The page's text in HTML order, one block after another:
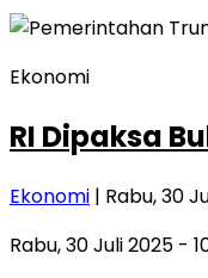
Ekonomi
RI Dipaksa
Ekonomi | Rabu, 30
Rabu, 30 Juli 2025 -